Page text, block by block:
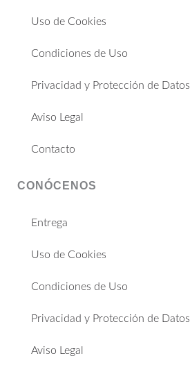
Uso de Cookies
Condiciones de Uso
Privacidad y Protección de Datos
Aviso Legal
Contacto
CONÓCENOS
Entrega
Uso de Cookies
Condiciones de Uso
Privacidad y Protección de Datos
Aviso Legal